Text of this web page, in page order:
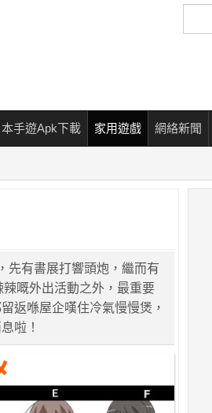
尋
本手遊Apk下載 家用遊戲 網絡新聞
先有書展打響頭炮，繼而有
嘅外出活動之外，最重要
返喺屋企嘆住冷氣慢慢煲，
啦！